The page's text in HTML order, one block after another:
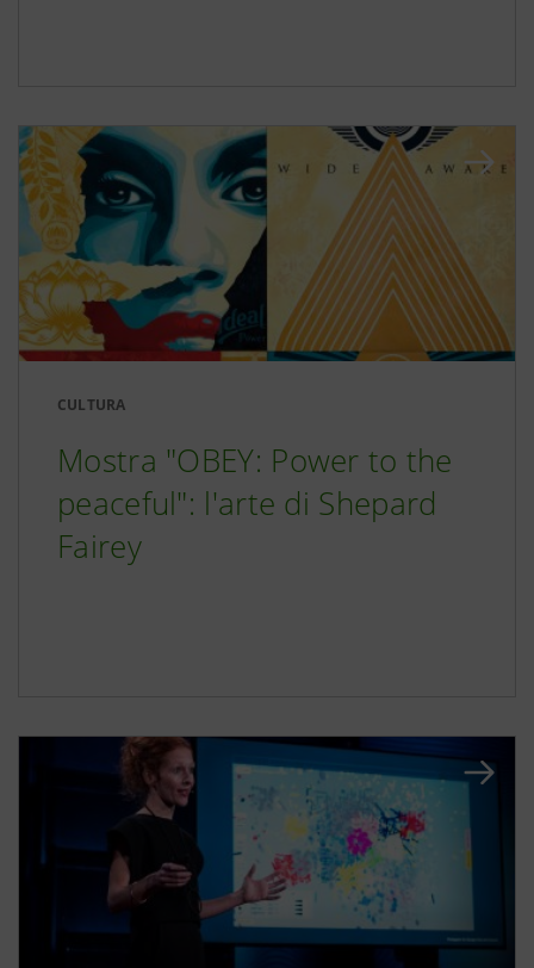
CULTURA
Mostra "OBEY: Power to the
peaceful": l'arte di Shepard
Fairey